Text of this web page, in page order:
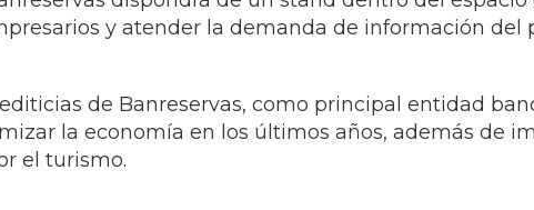
y atender la demanda de información del
de Banreservas, como principal entidad
la economía en los últimos años, además de
el turismo.